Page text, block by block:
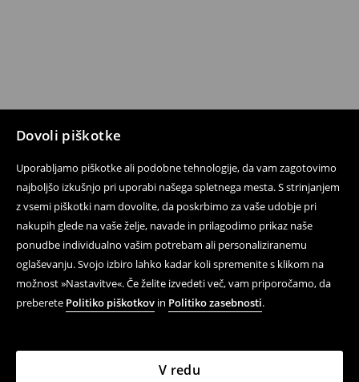
Dovoli piškotke
Uporabljamo piškotke ali podobne tehnologije, da vam zagotovimo
najboljšo izkušnjo pri uporabi našega spletnega mesta. S strinjanjem
z vsemi piškotki nam dovolite, da poskrbimo za vaše udobje pri
nakupih glede na vaše želje, navade in prilagodimo prikaz naše
ponudbe individualno vašim potrebam ali personaliziranemu
oglaševanju. Svojo izbiro lahko kadar koli spremenite s klikom na
možnost »Nastavitve«. Če želite izvedeti več, vam priporočamo, da
preberete Politiko piškotkov in Politiko zasebnosti.
V redu